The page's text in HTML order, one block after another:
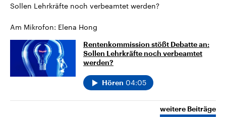
Sollen Lehrkräfte noch verbeamtet werden?
Am Mikrofon: Elena Hong
Rentenkommission stößt Debatte an:
Sollen Lehrkräfte noch verbeamtet
werden?
Hören 04:05
weitere Beiträge